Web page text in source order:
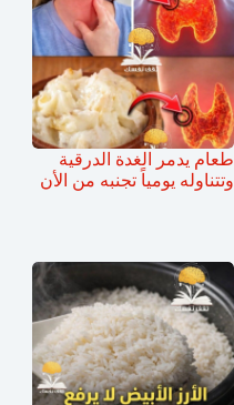
طعام يدمر الغدة الدرقية
وتتناوله يومياً تجنبه من الأن